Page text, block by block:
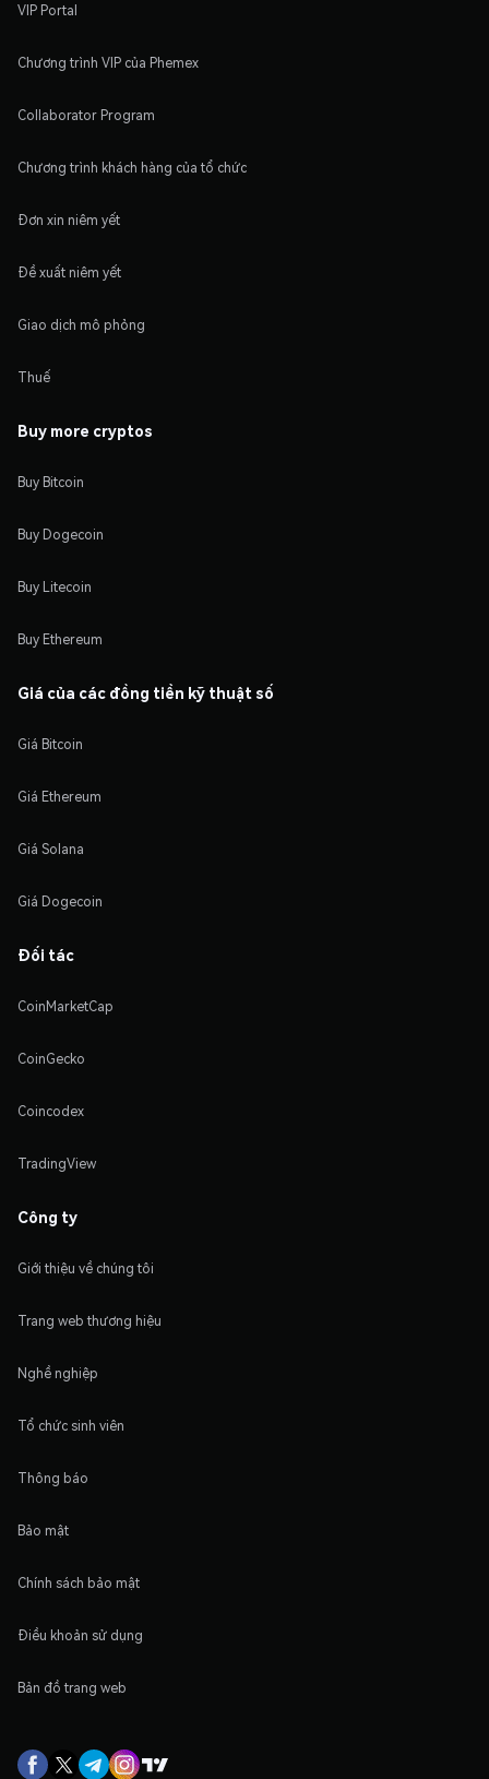
VIP Portal
Chương trình VIP của Phemex
Collaborator Program
Chương trình khách hàng của tổ chức
Đơn xin niêm yết
Đề xuất niêm yết
Giao dịch mô phỏng
Thuế
Buy more cryptos
Buy Bitcoin
Buy Dogecoin
Buy Litecoin
Buy Ethereum
Giá của các đồng tiền kỹ thuật số
Giá Bitcoin
Giá Ethereum
Giá Solana
Giá Dogecoin
Đối tác
CoinMarketCap
CoinGecko
Coincodex
TradingView
Công ty
Giới thiệu về chúng tôi
Trang web thương hiệu
Nghề nghiệp
Tổ chức sinh viên
Thông báo
Bảo mật
Chính sách bảo mật
Điều khoản sử dụng
Bản đồ trang web